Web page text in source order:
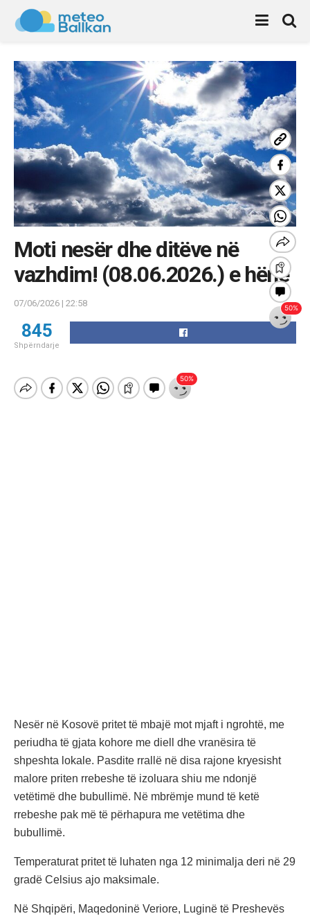
Moti nesër dhe ditëve në
vazhdim! (08.06.2026.) e hënë
07/06/2026 | 22:58
845
Shpërndarje
Nesër në Kosovë pritet të mbajë mot mjaft i ngrohtë, me
periudha të gjata kohore me diell dhe vranësira të
shpeshta lokale. Pasdite rrallë në disa rajone kryesisht
malore priten rrebeshe të izoluara shiu me ndonjë
vetëtimë dhe bubullimë. Në mbrëmje mund të ketë
rrebeshe pak më të përhapura me vetëtima dhe
bubullimë.
Temperaturat pritet të luhaten nga 12 minimalja deri në 29
gradë Celsius ajo maksimale.
Në Shqipëri, Maqedoninë Veriore, Luginë të Preshevës